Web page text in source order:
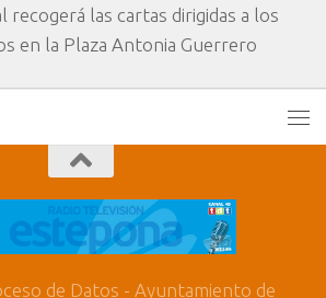
recogerá las cartas dirigidas a los
en la Plaza Antonia Guerrero
de Datos - Ayuntamiento de